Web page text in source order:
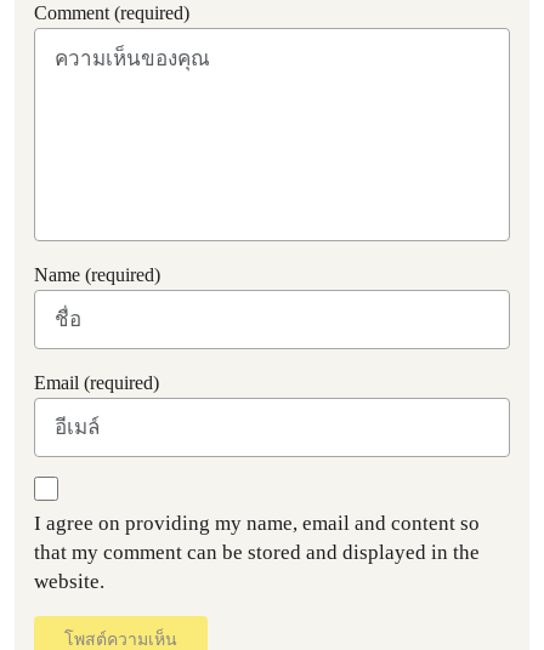
Comment (required)
Name (required)
Email (required)
I agree on providing my name, email and content so
that my comment can be stored and displayed in the
website.
โพสต์ความเห็น